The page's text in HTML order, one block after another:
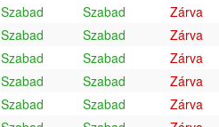
Szabad Szabad
Zárva
Szabad Szabad
Zárva
Szabad Szabad
Zárva
Szabad Szabad
Zárva
Szabad Szabad
Zárva